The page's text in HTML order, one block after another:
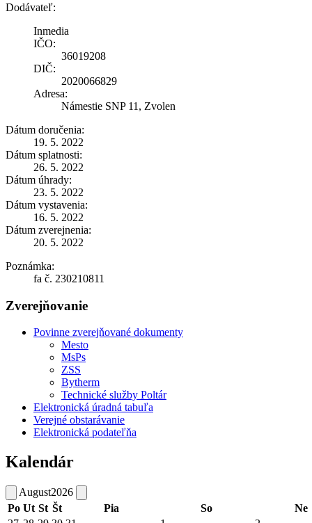
Dodávateľ:
Inmedia
IČO:
36019208
DIČ:
2020066829
Adresa:
Námestie SNP 11, Zvolen
Dátum doručenia:
19. 5. 2022
Dátum splatnosti:
26. 5. 2022
Dátum úhrady:
23. 5. 2022
Dátum vystavenia:
16. 5. 2022
Dátum zverejnenia:
20. 5. 2022
Poznámka:
fa č. 230210811
Zverejňovanie
Povinne zverejňované dokumenty
Mesto
MsPs
ZSS
Bytherm
Technické služby Poltár
Elektronická úradná tabuľa
Verejné obstarávanie
Elektronická podateľňa
Kalendár
August2026
Po Ut St Št Pia So
Ne